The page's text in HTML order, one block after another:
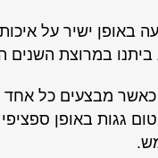
באופן ישיר על איכות
במרוצת השנים
מבצעים כל אחד
גגות באופן